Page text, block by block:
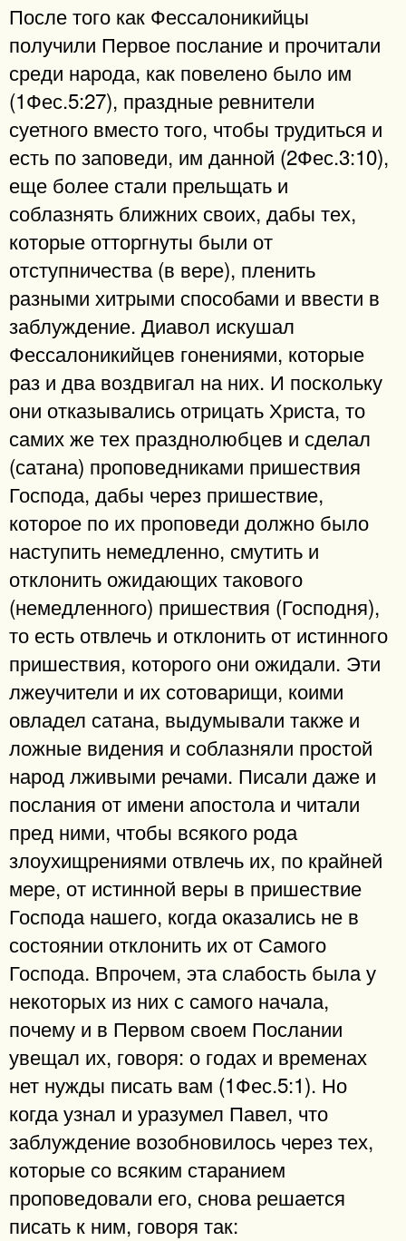
После того как Фессалоникийцы
получили Первое послание и прочитали
среди народа, как повелено было им
(1Фес.5:27), праздные ревнители
суетного вместо того, чтобы трудиться и
есть по заповеди, им данной (2Фес.3:10),
еще более стали прельщать и
соблазнять ближних своих, дабы тех,
которые отторгнуты были от
отступничества (в вере), пленить
разными хитрыми способами и ввести в
заблуждение. Диавол искушал
Фессалоникийцев гонениями, которые
раз и два воздвигал на них. И поскольку
они отказывались отрицать Христа, то
самих же тех празднолюбцев и сделал
(сатана) проповедниками пришествия
Господа, дабы через пришествие,
которое по их проповеди должно было
наступить немедленно, смутить и
отклонить ожидающих такового
(немедленного) пришествия (Господня),
то есть отвлечь и отклонить от истинного
пришествия, которого они ожидали. Эти
лжеучители и их сотоварищи, коими
овладел сатана, выдумывали также и
ложные видения и соблазняли простой
народ лживыми речами. Писали даже и
послания от имени апостола и читали
пред ними, чтобы всякого рода
злоухищрениями отвлечь их, по крайней
мере, от истинной веры в пришествие
Господа нашего, когда оказались не в
состоянии отклонить их от Самого
Господа. Впрочем, эта слабость была у
некоторых из них с самого начала,
почему и в Первом своем Послании
увещал их, говоря: о годах и временах
нет нужды писать вам (1Фес.5:1). Но
когда узнал и уразумел Павел, что
заблуждение возобновилось через тех,
которые со всяким старанием
проповедовали его, снова решается
писать к ним, говоря так: